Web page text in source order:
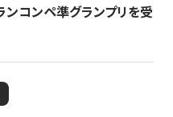
コンペ準グランプリを受